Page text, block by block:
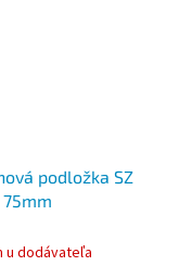
podložka SZ
u dodávateľa